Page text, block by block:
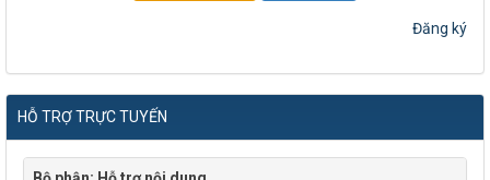
Đăng ký
HỖ TRỢ TRỰC TUYẾN